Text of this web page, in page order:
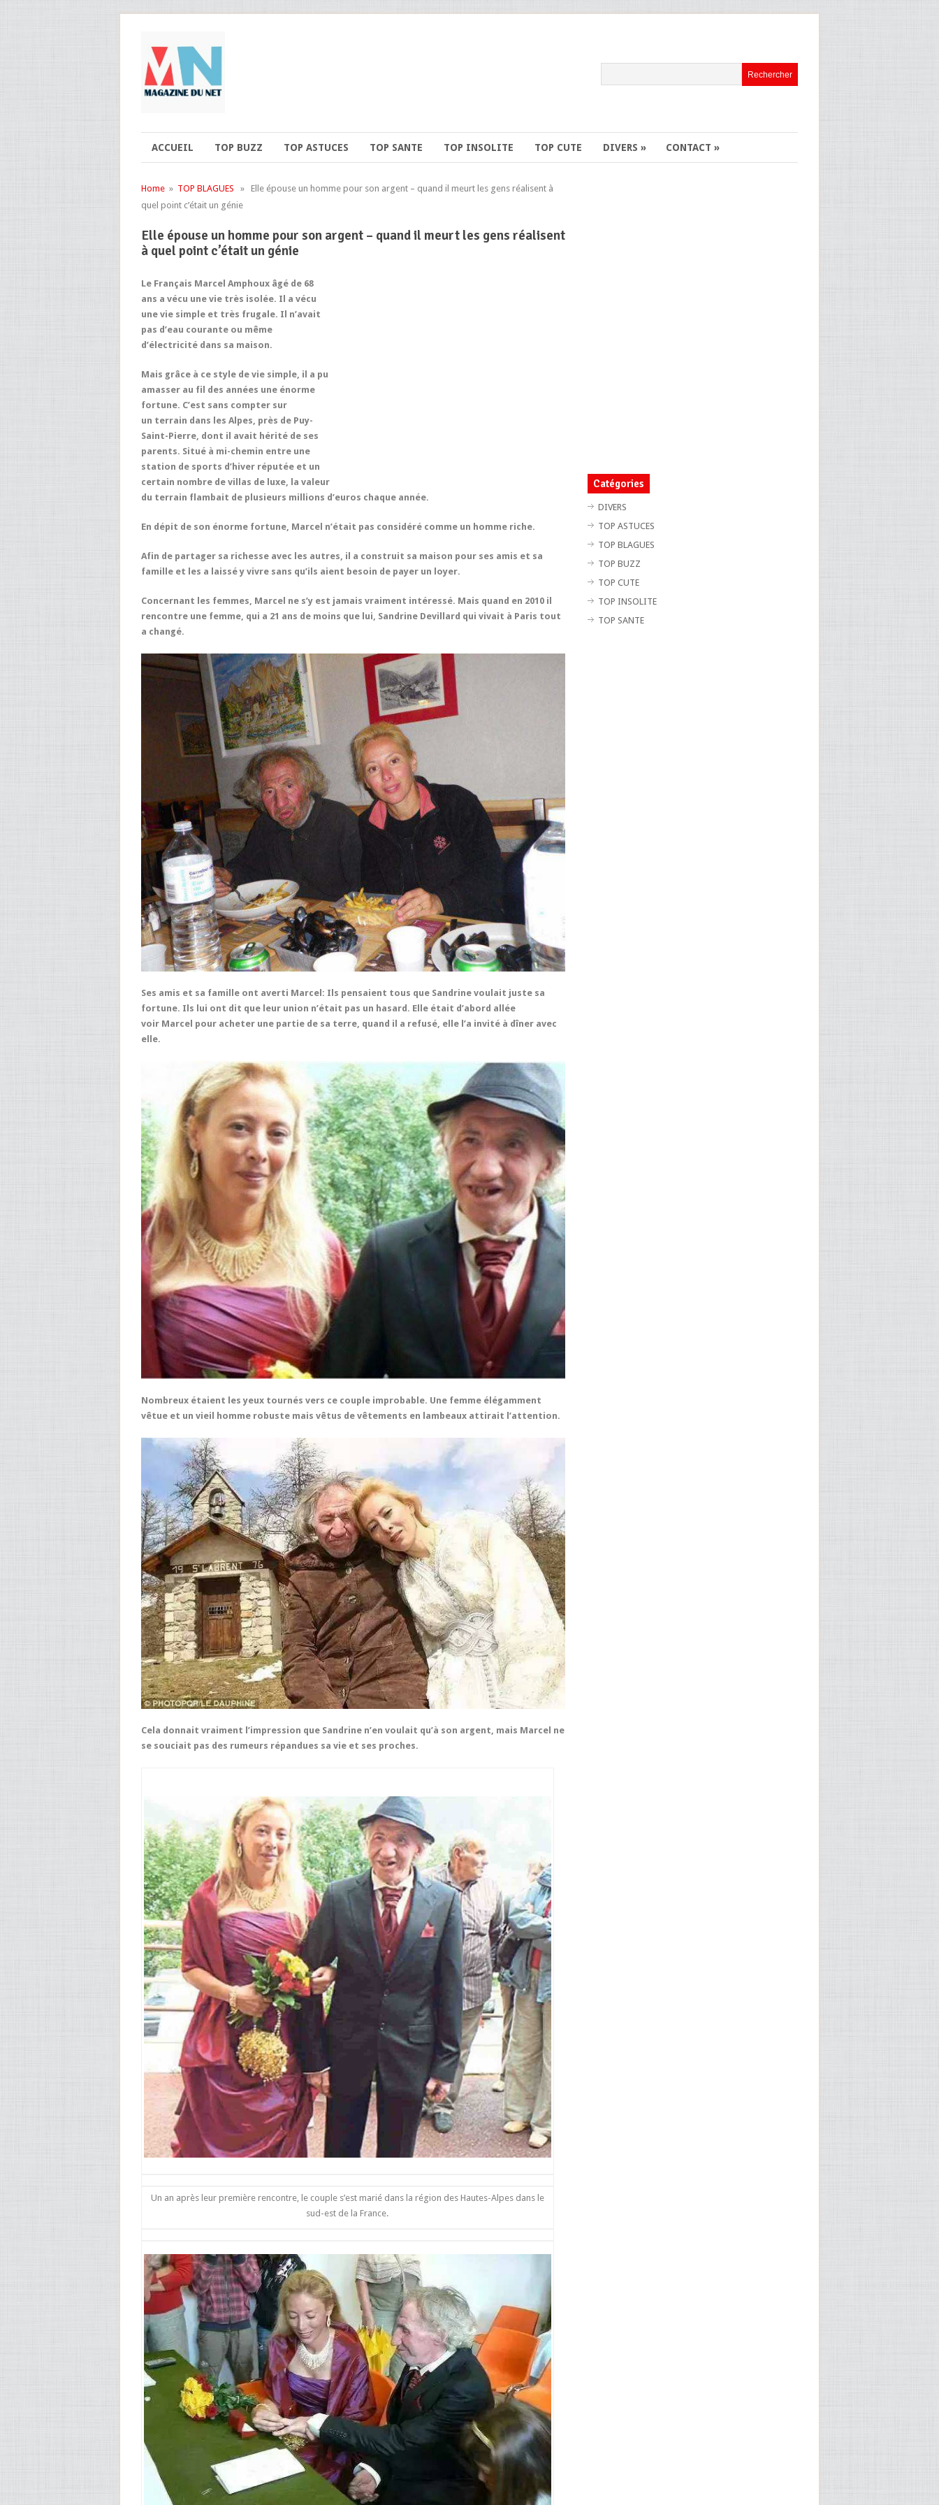
ACCUEIL TOP BUZZ TOP ASTUCES TOP SANTE TOP INSOLITE TOP CUTE DIVERS » CONTACT »
Home » TOP BLAGUES » Elle épouse un homme pour son argent – quand il meurt les gens réalisent à
quel point c’était un génie
Elle épouse un homme pour son argent – quand il meurt les gens réalisent
à quel point c’était un génie
Le Français Marcel Amphoux âgé de 68
ans a vécu une vie très isolée. Il a vécu
une vie simple et très frugale. Il n’avait
pas d’eau courante ou même
d’électricité dans sa maison.
Mais grâce à ce style de vie simple, il a pu
amasser au fil des années une énorme
fortune. C’est sans compter sur
un terrain dans les Alpes, près de Puy-
Saint-Pierre, dont il avait hérité de ses
parents. Situé à mi-chemin entre une
station de sports d’hiver réputée et un
certain nombre de villas de luxe, la valeur
du terrain flambait de plusieurs millions d’euros chaque année.
En dépit de son énorme fortune, Marcel n’était pas considéré comme un homme riche.
Afin de partager sa richesse avec les autres, il a construit sa maison pour ses amis et sa
famille et les a laissé y vivre sans qu’ils aient besoin de payer un loyer.
Concernant les femmes, Marcel ne s’y est jamais vraiment intéressé. Mais quand en 2010 il
rencontre une femme, qui a 21 ans de moins que lui, Sandrine Devillard qui vivait à Paris tout
a changé.
Ses amis et sa famille ont averti Marcel: Ils pensaient tous que Sandrine voulait juste sa
fortune. Ils lui ont dit que leur union n’était pas un hasard. Elle était d’abord allée
voir Marcel pour acheter une partie de sa terre, quand il a refusé, elle l’a invité à dîner avec
elle.
Nombreux étaient les yeux tournés vers ce couple improbable. Une femme élégamment
vêtue et un vieil homme robuste mais vêtus de vêtements en lambeaux attirait l’attention.
Cela donnait vraiment l’impression que Sandrine n’en voulait qu’à son argent, mais Marcel ne
se souciait pas des rumeurs répandues sa vie et ses proches.
Un an après leur première rencontre, le couple s’est marié dans la région des Hautes-Alpes dans le
sud-est de la France.
Catégories
DIVERS
TOP ASTUCES
TOP BLAGUES
TOP BUZZ
TOP CUTE
TOP INSOLITE
TOP SANTE